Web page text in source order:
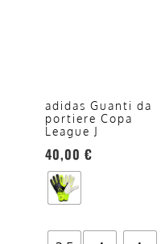
adidas Guanti da
portiere Copa
League J
40,00 €
opzioni
possono
essere
scelte
nella
pagina